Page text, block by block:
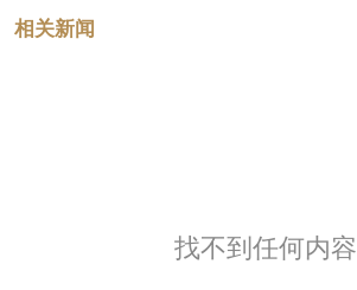
相关新闻
找不到任何内容